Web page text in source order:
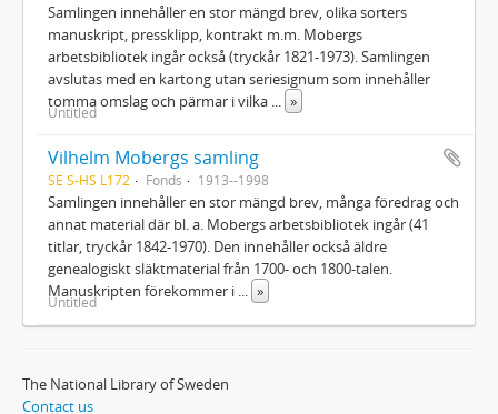
Samlingen innehåller en stor mängd brev, olika sorters
manuskript, pressklipp, kontrakt m.m. Mobergs
arbetsbibliotek ingår också (tryckår 1821-1973). Samlingen
avslutas med en kartong utan seriesignum som innehåller
tomma omslag och pärmar i vilka
»
Untitled
Vilhelm Mobergs samling
SE S-HS L172 Fonds 1913--1998
Samlingen innehåller en stor mängd brev, många föredrag och
annat material där bl. a. Mobergs arbetsbibliotek ingår (41
titlar, tryckår 1842-1970). Den innehåller också äldre
genealogiskt släktmaterial från 1700- och 1800-talen.
Manuskripten förekommer i
»
Untitled
The National Library of Sweden
Contact us